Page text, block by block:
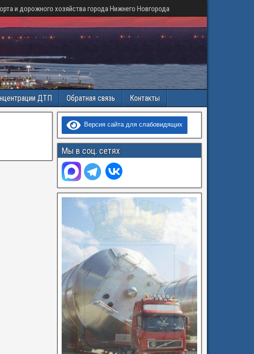
и дорожного хозяйства города Нижнего Новгорода
ДТП Обратная связь Контакты
Версия сайта для слабовидящих
Мы в соц. сетях